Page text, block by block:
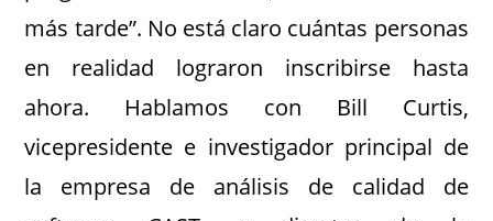
más tarde”. No está claro cuántas personas
en realidad lograron inscribirse hasta
ahora. Hablamos con Bill Curtis,
vicepresidente e investigador principal de
la empresa de análisis de calidad de